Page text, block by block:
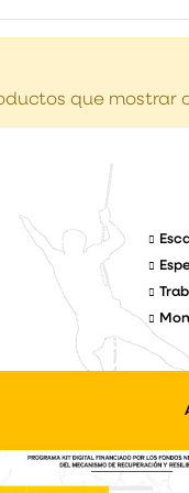
que mostrar